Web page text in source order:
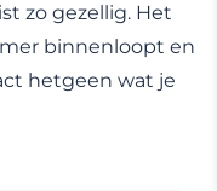
zo gezellig. Het
binnenloopt en
hetgeen wat je